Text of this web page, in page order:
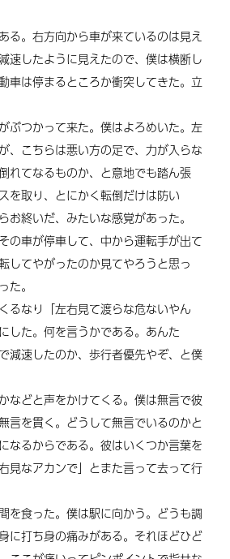
る。右方向から車が来ているのは見え
速したように見えたので、僕は横断し
車は停まるところか衝突してきた。立
ぶつかって来た。僕はよろめいた。左
、こちらは悪い方の足で、力が入らな
れてなるものか、と意地でも踏ん張
を取り、 とにかく転倒だけは防い
お終いだ、 みたいな感覚があった。
の車が停車して、中から運転手が出て
してやがったのか見てやろうと思っ
た。
るなり「左右見て渡らな危ないやん
した。何を言うかである。 あんた
減速したのか、歩行者優先やぞ、と僕
などと声をかけてくる。僕は無言で彼
言を貫く。どうして無言でいるのかと
なるからである。彼はいくつか言葉を
見なアカンで」とまた言って去って行
を食った。僕は駅に向かう。どうも調
に打ち身の痛みがある。それほどひど